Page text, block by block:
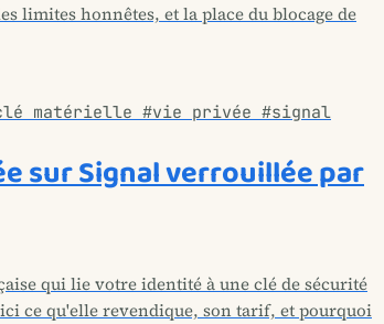
limites honnêtes, et la place du blocage de
matérielle #vie privée #signal
sur Signal verrouillée par
qui lie votre identité à une clé de sécurité
ce qu'elle revendique, son tarif, et pourquoi